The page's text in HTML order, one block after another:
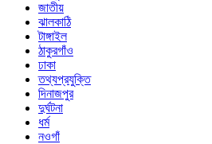
জাতীয়
ঝালকাঠি
টাঙ্গাইল
ঠাকুরগাঁও
ঢাকা
তথ্যপ্রযুক্তি
দিনাজপুর
দুর্ঘটনা
ধর্ম
নওগাঁ